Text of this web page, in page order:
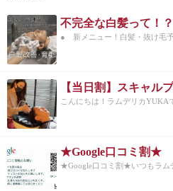
不完全な白髪って！？
● 新メニュー！白髪・抜け毛
【当日割】スキャル
こんにちは！ラムデリカYUKA
★Google口コミ割★
★Google口コミ割★いつもラム